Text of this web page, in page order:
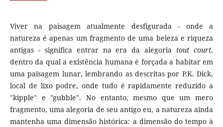
Viver na paisagem atualmente desfigurada - onde a
natureza é apenas um fragmento de uma beleza e riqueza
antigas - significa entrar na era da alegoria tout court,
dentro da qual a existência humana é forçada a habitar em
uma paisagem lunar, lembrando as descritas por P.K. Dick,
local de lixo podre, onde tudo é rapidamente reduzido a
"kipple" e "gubble". No entanto, mesmo que um mero
fragmento, uma alegoria de seu antigo eu, a natureza ainda
mantenha uma dimensão histórica: a dimensão do tempo à